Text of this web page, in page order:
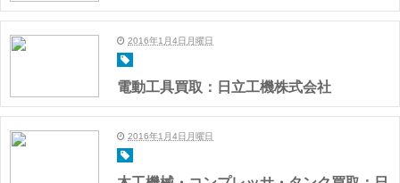
2016年1月4日月曜日
電動工具買取：日立工機株式会社
2016年1月4日月曜日